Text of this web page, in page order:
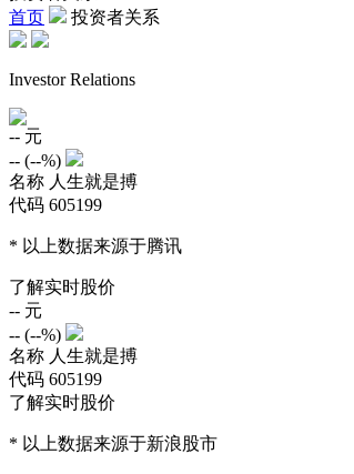
首页
投资者关系
Investor Relations
-- 元
-- (--%)
名称 人生就是搏
代码 605199
* 以上数据来源于腾讯
了解实时股价
-- 元
-- (--%)
名称 人生就是搏
代码 605199
了解实时股价
* 以上数据来源于新浪股市